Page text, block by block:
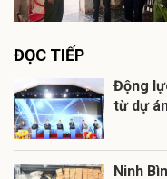
ĐỌC TIẾP
Động
từ dự
Ninh